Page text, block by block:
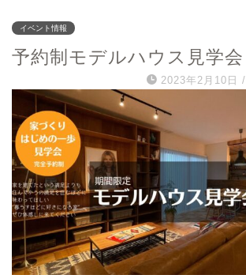
イベント情報
予約制モデルハウス見学会
2023年2月10日 /